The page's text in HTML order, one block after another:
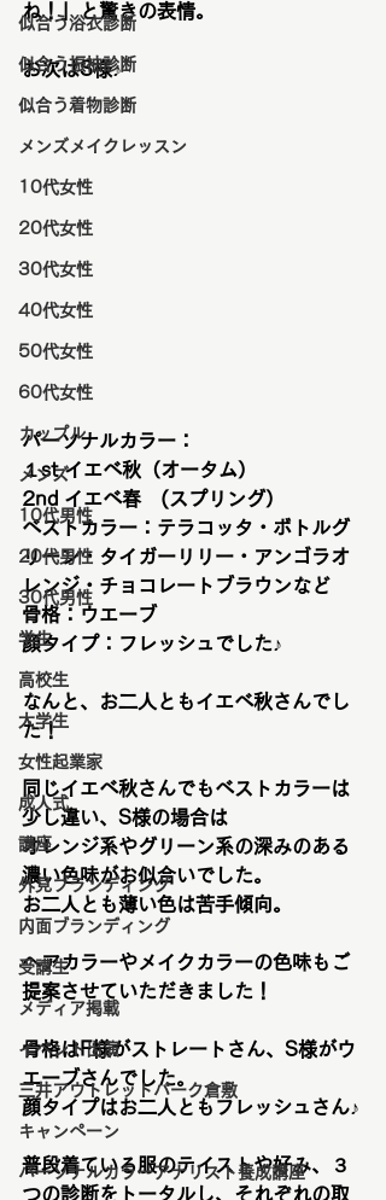
似合う浴衣診断
似合う振袖診断
似合う着物診断
メンズメイクレッスン
10代女性
20代女性
30代女性
40代女性
50代女性
60代女性
カップル
メンズ
10代男性
20代男性
30代男性
学生
高校生
大学生
女性起業家
成人式
講座
外見ブランディング
内面ブランディング
受講生
メディア掲載
イベント出演
三井アウトレットパーク倉敷
キャンペーン
パーソナルカラーアナリスト養成講座
ね！」と驚きの表情。
お次はS様♪
パーソナルカラー：
１st イエベ秋（オータム）
2nd イエベ春　(スプリング）
ベストカラー：テラコッタ・ボトルグ
リーン・タイガーリリー・アンゴラオ
レンジ・チョコレートブラウンなど
骨格：ウエーブ
顔タイプ：フレッシュでした♪
なんと、お二人ともイエベ秋さんでし
た！
同じイエベ秋さんでもベストカラーは
少し違い、S様の場合は
オレンジ系やグリーン系の深みのある
濃い色味がお似合いでした。
お二人とも薄い色は苦手傾向。
ヘアカラーやメイクカラーの色味もご
提案させていただきました！
骨格はF様がストレートさん、S様がウ
エーブさんでした。
顔タイプはお二人ともフレッシュさん♪
普段着ている服のテイストや好み、３
つの診断をトータルし、それぞれの取